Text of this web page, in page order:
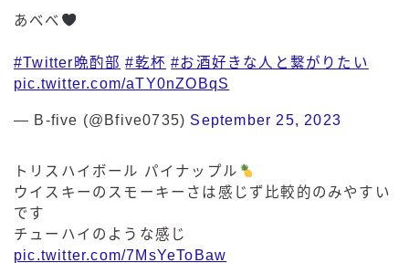
あべべ
#Twitter晩酌部 #乾杯 #お酒好きな人と繋がりたい
pic.twitter.com/aTY0nZOBqS
— B-five (@Bfive0735) September 25, 2023
トリスハイボール パイナップル
ウイスキーのスモーキーさは感じず比較的のみやすい
です
チューハイのような感じ
pic.twitter.com/7MsYeToBaw